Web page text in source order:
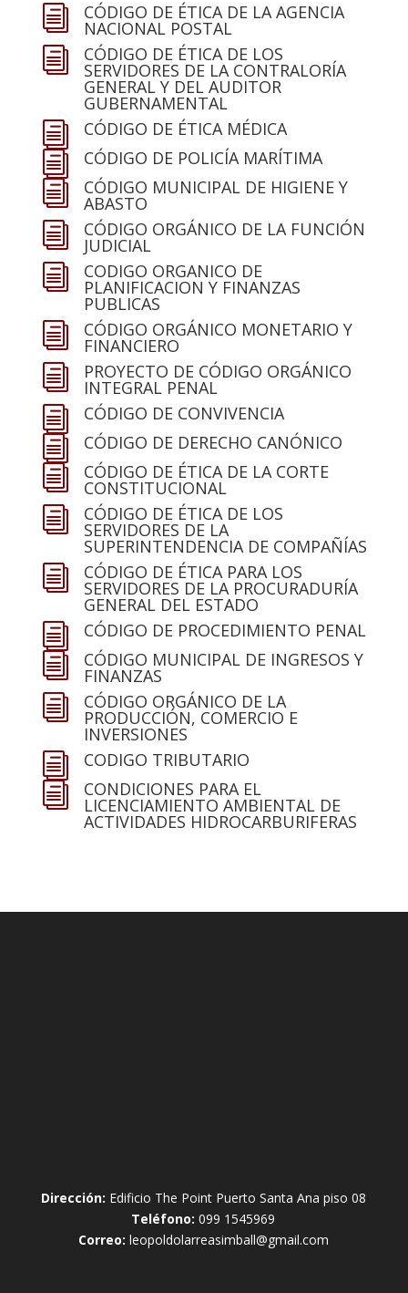
i CÓDIGO DE ÉTICA DE LA AGENCIA
NACIONAL POSTAL
i CÓDIGO DE ÉTICA DE LOS
SERVIDORES DE LA CONTRALORÍA
GENERAL Y DEL AUDITOR
GUBERNAMENTAL
i CÓDIGO DE ÉTICA MÉDICA
i CÓDIGO DE POLICÍA MARÍTIMA
i CÓDIGO MUNICIPAL DE HIGIENE Y
ABASTO
i CÓDIGO ORGÁNICO DE LA FUNCIÓN
JUDICIAL
i CODIGO ORGANICO DE
PLANIFICACION Y FINANZAS
PUBLICAS
i CÓDIGO ORGÁNICO MONETARIO Y
FINANCIERO
i PROYECTO DE CÓDIGO ORGÁNICO
INTEGRAL PENAL
i CÓDIGO DE CONVIVENCIA
i CÓDIGO DE DERECHO CANÓNICO
i CÓDIGO DE ÉTICA DE LA CORTE
CONSTITUCIONAL
i CÓDIGO DE ÉTICA DE LOS
SERVIDORES DE LA
SUPERINTENDENCIA DE COMPAÑÍAS
i CÓDIGO DE ÉTICA PARA LOS
SERVIDORES DE LA PROCURADURÍA
GENERAL DEL ESTADO
i CÓDIGO DE PROCEDIMIENTO PENAL
i CÓDIGO MUNICIPAL DE INGRESOS Y
FINANZAS
i CÓDIGO ORGÁNICO DE LA
PRODUCCIÓN, COMERCIO E
INVERSIONES
i CODIGO TRIBUTARIO
i CONDICIONES PARA EL
LICENCIAMIENTO AMBIENTAL DE
ACTIVIDADES HIDROCARBURIFERAS
Dirección: Edificio The Point Puerto Santa Ana piso 08
Teléfono: 099 1545969
Correo: leopoldolarreasimball@gmail.com